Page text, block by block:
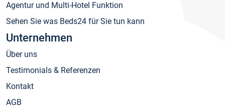
Agentur und Multi-Hotel Funktion
Sehen Sie was Beds24 für Sie tun kann
Unternehmen
Über uns
Testimonials & Referenzen
Kontakt
AGB